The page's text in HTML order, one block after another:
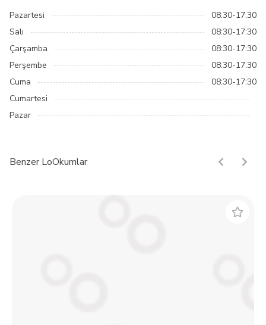
Pazartesi
08:30-17:30
Salı
08:30-17:30
Çarşamba
08:30-17:30
Perşembe
08:30-17:30
Cuma
08:30-17:30
Cumartesi
Pazar
Benzer LoOkumlar